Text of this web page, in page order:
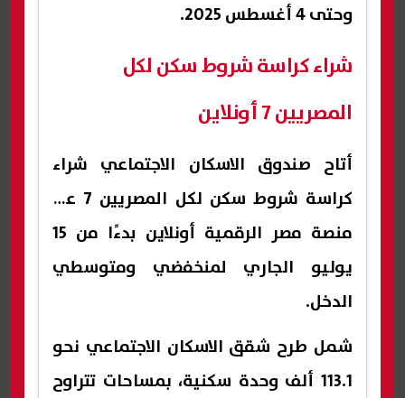
وحتى 4 أغسطس 2025.
شراء كراسة شروط سكن لكل
المصريين 7 أونلاين
أتاح صندوق الاسكان الاجتماعي شراء
كراسة شروط سكن لكل المصريين 7 عبر
منصة مصر الرقمية أونلاين بدءًا من 15
يوليو الجاري لمنخفضي ومتوسطي
الدخل.
شمل طرح شقق الاسكان الاجتماعي نحو
113.1 ألف وحدة سكنية، بمساحات تتراوح